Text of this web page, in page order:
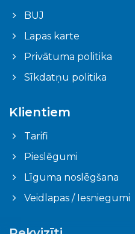
BUJ
Lapas karte
Privātuma politika
Sīkdatņu politika
Klientiem
Tarifi
Pieslēgumi
Līguma noslēgšana
Veidlapas / Iesniegumi